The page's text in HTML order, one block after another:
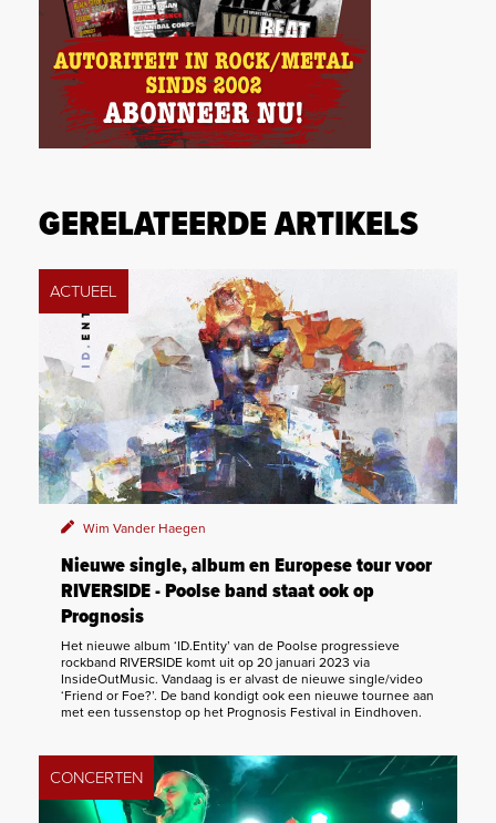
GERELATEERDE ARTIKELS
ACTUEEL
Wim Vander Haegen
Nieuwe single, album en Europese tour voor
RIVERSIDE - Poolse band staat ook op
Prognosis
Het nieuwe album ‘ID.Entity’ van de Poolse progressieve
rockband RIVERSIDE komt uit op 20 januari 2023 via
InsideOutMusic. Vandaag is er alvast de nieuwe single/video
‘Friend or Foe?’. De band kondigt ook een nieuwe tournee aan
met een tussenstop op het Prognosis Festival in Eindhoven.
CONCERTEN